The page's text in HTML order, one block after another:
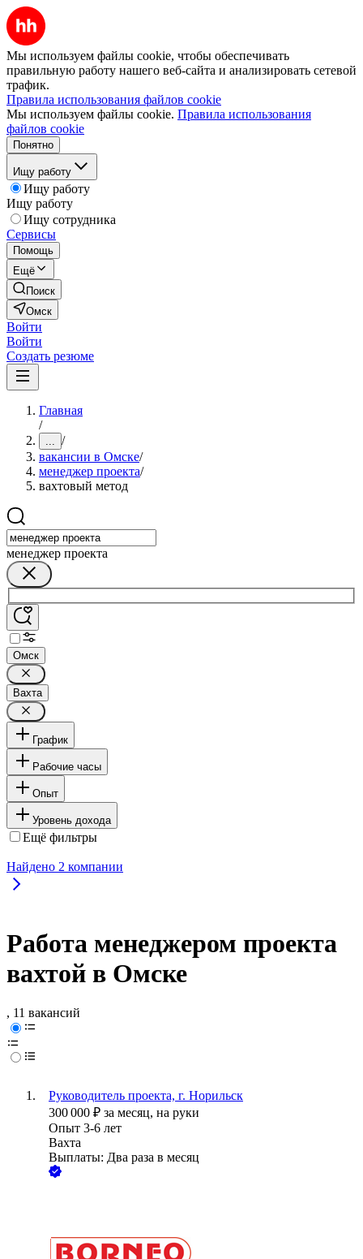
Мы используем файлы cookie, чтобы обеспечивать
правильную работу нашего веб-сайта и анализировать сетевой
трафик.
Правила использования файлов cookie
Мы используем файлы cookie. Правила использования
файлов cookie
Понятно
Ищу работу
Ищу работу
Ищу работу
Ищу сотрудника
Сервисы
Помощь
Ещё
Поиск
Омск
Войти
Войти
Создать резюме
Главная
/
... /
вакансии в Омске/
менеджер проекта/
вахтовый метод
менеджер проекта
Омск
Вахта
График
Рабочие часы
Опыт
Уровень дохода
Ещё фильтры
Найдено 2 компании
Работа менеджером проекта
вахтой в Омске
, 11 вакансий
Руководитель проекта, г. Норильск
300 000 ₽ за месяц, на руки
Опыт 3-6 лет
Вахта
Выплаты: Два раза в месяц